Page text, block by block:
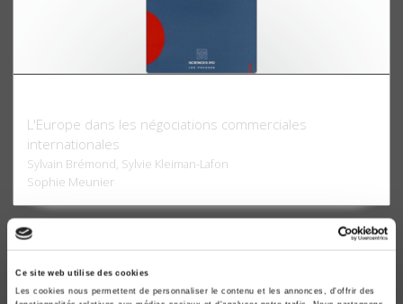
Ce site web utilise des cookies
Les cookies nous permettent de personnaliser le contenu et les annonces, d'offrir des
L'Europe dans les négociations commerciales
internationales
Sylvain Brémond, Sylvie Kleiman-Lafon
Sophie Meunier